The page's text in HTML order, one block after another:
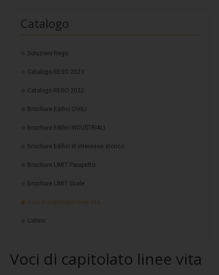
Steelpiù
Sistemi isolati e ventilati
Ventilcover
Smart Drain
Cover Tray
Stratigrafie
Stratigrafia 1
Stratigrafia 2
Stratigrafia 8
Catalogo
Soluzioni Rego
Catalogo REGO 2023
Catalogo REGO 2022
Brochure Edifici CIVILI
Brochure Edifici INDUSTRIALI
Brochure Edifici di interesse storico
Brochure LIMIT Parapetto
Brochure LIMIT Scale
Voci di capitolato linee vita
Listino
Voci di capitolato linee vita